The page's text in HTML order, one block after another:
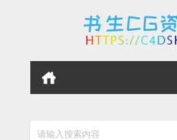
请输入搜索内容